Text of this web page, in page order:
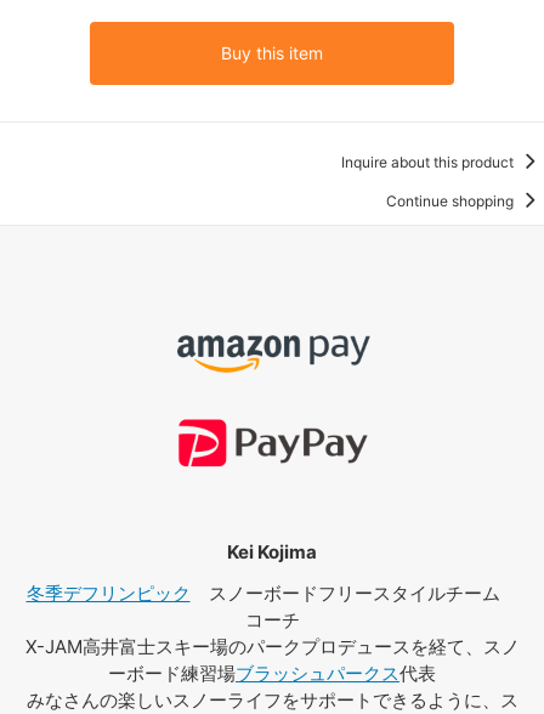
Buy this item
Inquire about this product
Continue shopping
Kei Kojima
冬季デフリンピック スノーボードフリースタイルチーム
コーチ
X-JAM高井富士スキー場のパークプロデュースを経て、スノ
ーボード練習場ブラッシュパークス代表
みなさんの楽しいスノーライフをサポートできるように、ス